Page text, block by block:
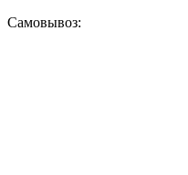
Самовывоз: